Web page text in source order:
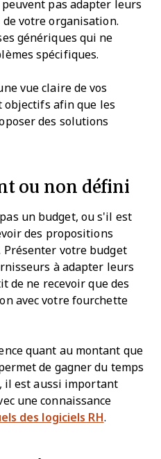
pas adapter leurs
votre organisation.
génériques qui ne
spécifiques.
vue claire de vos
objectifs afin que les
des solutions
ou non défini
un budget, ou s'il est
des propositions
votre budget
à adapter leurs
de ne recevoir que des
avec votre fourchette
quant au montant que
de gagner du temps
il est aussi important
une connaissance
des logiciels RH .